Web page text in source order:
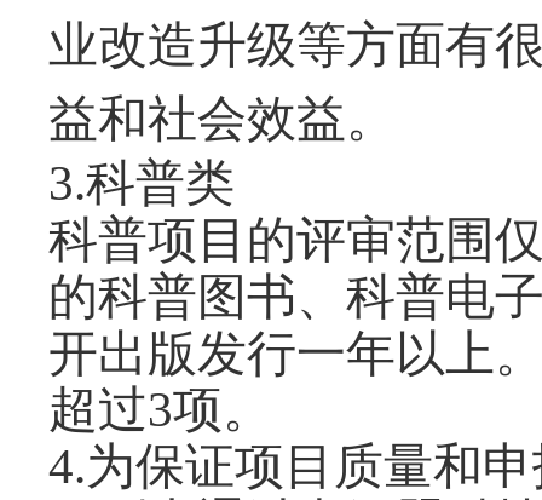
业改造升级等方面有
益和社会效益。
3.科普类
科普项目的评审范围
的科普图书、科普电
开出版发行一年以上
超过3项。
4.为保证项目质量和